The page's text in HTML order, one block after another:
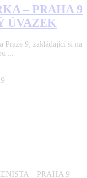
– PRAHA 9
ÚVAZEK
Praze 9, zakládající si na
...